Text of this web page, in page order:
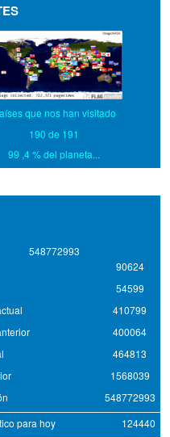
que nos han visitado
190 de 191
99 ,4 % del planeta...
548772993
90624
54599
410799
400064
464813
1568039
548772993
para hoy
124440